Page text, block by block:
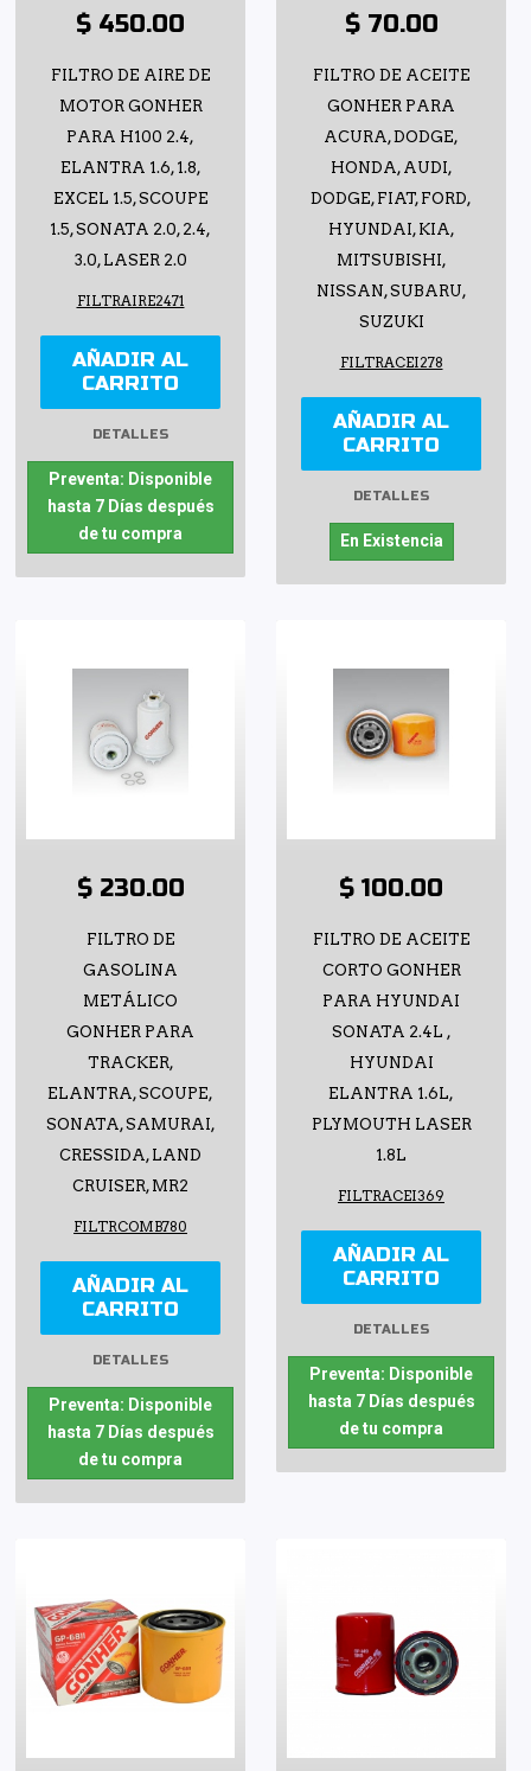
$ 450.00
FILTRO DE AIRE DE
MOTOR GONHER
PARA H100 2.4,
ELANTRA 1.6, 1.8,
EXCEL 1.5, SCOUPE
1.5, SONATA 2.0, 2.4,
3.0, LASER 2.0
FILTRAIRE2471
AÑADIR AL
CARRITO
DETALLES
Preventa: Disponible
hasta 7 Días después
de tu compra
$ 70.00
FILTRO DE ACEITE
GONHER PARA
ACURA, DODGE,
HONDA, AUDI,
DODGE, FIAT, FORD,
HYUNDAI, KIA,
MITSUBISHI,
NISSAN, SUBARU,
SUZUKI
FILTRACEI278
AÑADIR AL
CARRITO
DETALLES
En Existencia
$ 230.00
FILTRO DE
GASOLINA
METÁLICO
GONHER PARA
TRACKER,
ELANTRA, SCOUPE,
SONATA, SAMURAI,
CRESSIDA, LAND
CRUISER, MR2
FILTRCOMB780
AÑADIR AL
CARRITO
DETALLES
Preventa: Disponible
hasta 7 Días después
de tu compra
$ 100.00
FILTRO DE ACEITE
CORTO GONHER
PARA HYUNDAI
SONATA 2.4L ,
HYUNDAI
ELANTRA 1.6L,
PLYMOUTH LASER
1.8L
FILTRACEI369
AÑADIR AL
CARRITO
DETALLES
Preventa: Disponible
hasta 7 Días después
de tu compra